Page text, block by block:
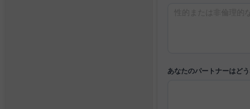
あなたのパートナーはど